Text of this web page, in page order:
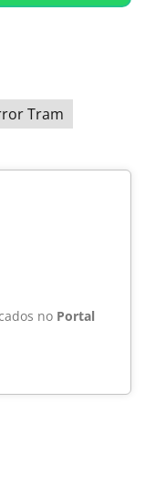
Tram
no Portal